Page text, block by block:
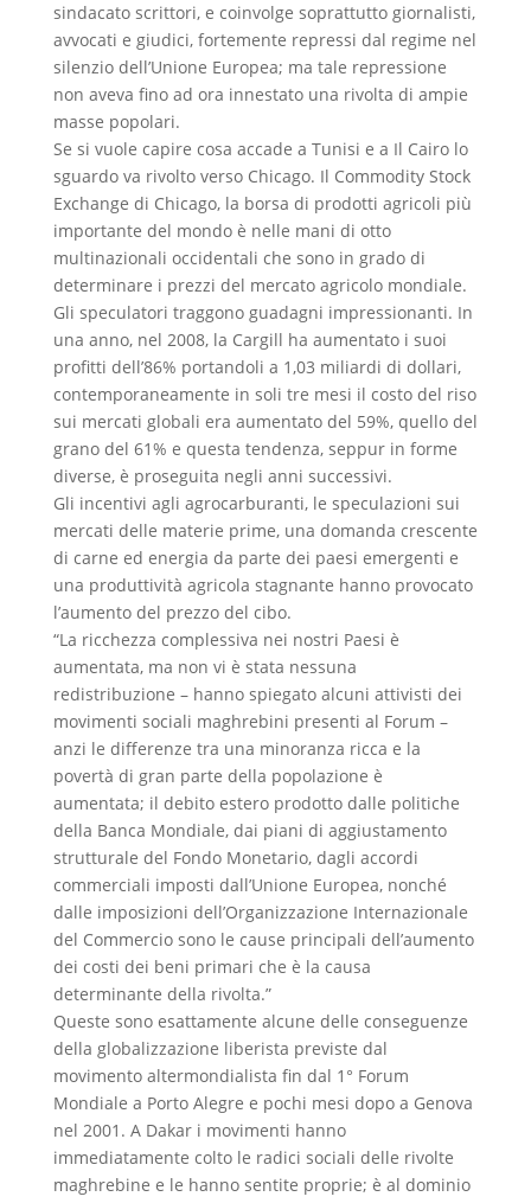
sindacato scrittori, e coinvolge soprattutto giornalisti,
avvocati e giudici, fortemente repressi dal regime nel
silenzio dell’Unione Europea; ma tale repressione
non aveva fino ad ora innestato una rivolta di ampie
masse popolari.
Se si vuole capire cosa accade a Tunisi e a Il Cairo lo
sguardo va rivolto verso Chicago. Il Commodity Stock
Exchange di Chicago, la borsa di prodotti agricoli più
importante del mondo è nelle mani di otto
multinazionali occidentali che sono in grado di
determinare i prezzi del mercato agricolo mondiale.
Gli speculatori traggono guadagni impressionanti. In
una anno, nel 2008, la Cargill ha aumentato i suoi
profitti dell’86% portandoli a 1,03 miliardi di dollari,
contemporaneamente in soli tre mesi il costo del riso
sui mercati globali era aumentato del 59%, quello del
grano del 61% e questa tendenza, seppur in forme
diverse, è proseguita negli anni successivi.
Gli incentivi agli agrocarburanti, le speculazioni sui
mercati delle materie prime, una domanda crescente
di carne ed energia da parte dei paesi emergenti e
una produttività agricola stagnante hanno provocato
l’aumento del prezzo del cibo.
“La ricchezza complessiva nei nostri Paesi è
aumentata, ma non vi è stata nessuna
redistribuzione – hanno spiegato alcuni attivisti dei
movimenti sociali maghrebini presenti al Forum –
anzi le differenze tra una minoranza ricca e la
povertà di gran parte della popolazione è
aumentata; il debito estero prodotto dalle politiche
della Banca Mondiale, dai piani di aggiustamento
strutturale del Fondo Monetario, dagli accordi
commerciali imposti dall’Unione Europea, nonché
dalle imposizioni dell’Organizzazione Internazionale
del Commercio sono le cause principali dell’aumento
dei costi dei beni primari che è la causa
determinante della rivolta.”
Queste sono esattamente alcune delle conseguenze
della globalizzazione liberista previste dal
movimento altermondialista fin dal 1° Forum
Mondiale a Porto Alegre e pochi mesi dopo a Genova
nel 2001. A Dakar i movimenti hanno
immediatamente colto le radici sociali delle rivolte
maghrebine e le hanno sentite proprie; è al dominio